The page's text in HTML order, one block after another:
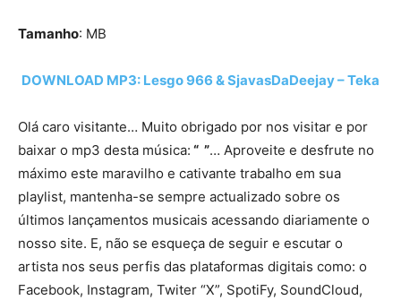
Tamanho: MB
DOWNLOAD MP3: Lesgo 966 & SjavasDaDeejay – Teka
Olá caro visitante… Muito obrigado por nos visitar e por
baixar o mp3 desta música: “ ”… Aproveite e desfrute no
máximo este maravilho e cativante trabalho em sua
playlist, mantenha-se sempre actualizado sobre os
últimos lançamentos musicais acessando diariamente o
nosso site. E, não se esqueça de seguir e escutar o
artista nos seus perfis das plataformas digitais como: o
Facebook, Instagram, Twiter “X”, SpotiFy, SoundCloud,